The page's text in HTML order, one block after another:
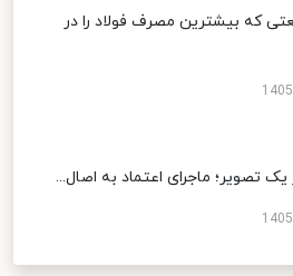
که بیشترین مصرف فولاد را در
یک تصویر؛ ماجرای اعتماد به اصال...